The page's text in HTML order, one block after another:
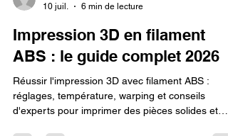
10 juil.
6 min de lecture
Impression 3D en filament
ABS : le guide complet 2026
Réussir l'impression 3D avec filament ABS :
réglages, température, warping et conseils
d'experts pour imprimer des pièces solides et